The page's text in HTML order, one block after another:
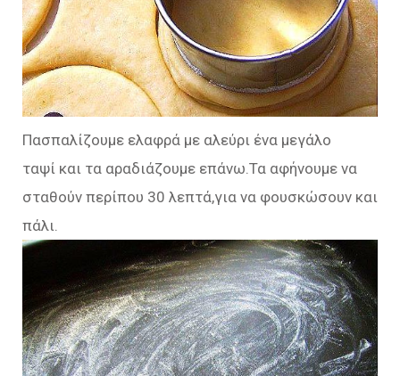
Πασπαλίζουμε ελαφρά με αλεύρι ένα μεγάλο
ταψί και τα αραδιάζουμε επάνω.Τα αφήνουμε να
σταθούν περίπου 30 λεπτά,για να φουσκώσουν και
πάλι.